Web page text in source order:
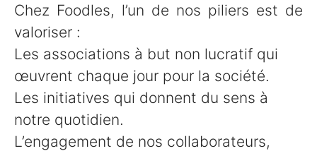
Chez Foodles, l’un de nos piliers est de
valoriser :
Les associations à but non lucratif qui
œuvrent chaque jour pour la société.
Les initiatives qui donnent du sens à
notre quotidien.
L’engagement de nos collaborateurs,